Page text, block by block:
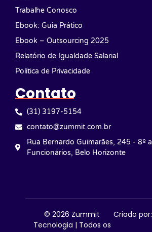
Trabalhe Conosco
Ebook: Guia Prático
Ebook – Outsourcing 2025
Relatório de Igualdade Salarial
Política de Privacidade
Contato
(31) 3197-5154
contato@zummit.com.br
Rua Bernardo Guimarães, 245 - 8º
Funcionários, Belo Horizonte
© 2026 Zummit
Tecnologia | Todos os
Criado por: